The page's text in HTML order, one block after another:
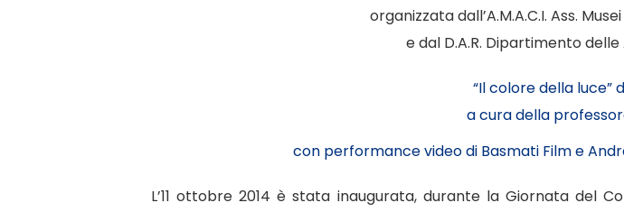
organizzata dall’A.M.A.C.I. Ass.
e dal D.A.R. Dipartimento
“Il colore della luce”
a cura della
con performance video di Basmati Film e
L’11 ottobre 2014 è stata inaugurata, durante la Giornata del